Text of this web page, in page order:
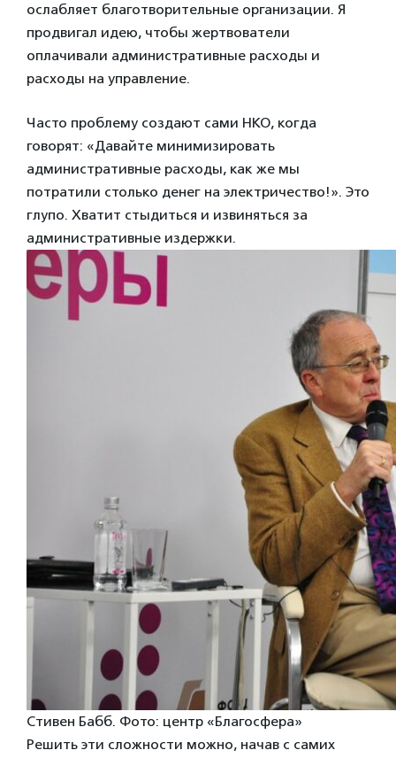
ослабляет благотворительные организации. Я
продвигал идею, чтобы жертвователи
оплачивали административные расходы и
расходы на управление.
Часто проблему создают сами НКО, когда
говорят: «Давайте минимизировать
административные расходы, как же мы
потратили столько денег на электричество!». Это
глупо. Хватит стыдиться и извиняться за
административные издержки.
Стивен Бабб. Фото: центр «Благосфера»
Решить эти сложности можно, начав с самих